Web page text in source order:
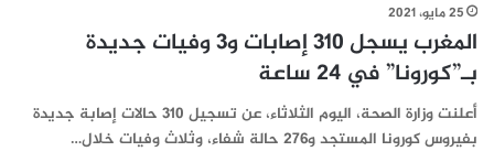
25 مايو، 2021
المغرب يسجل 310 إصابات و3 وفيات جديدة
بـ”كورونا” في 24 ساعة‎‎
أعلنت وزارة الصحة، اليوم الثلاثاء، عن تسجيل 310 حالات إصابة جديدة
بفيروس كورونا المستجد و276 حالة شفاء، وثلاث وفيات خلال…